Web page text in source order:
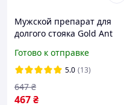
Мужской препарат для
долгого стояка Gold Ant
Готово к отправке
5.0 (13)
467₴
647 ₴